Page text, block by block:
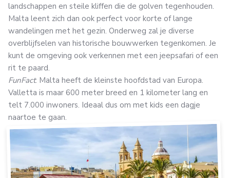
landschappen en steile kliffen die de golven tegenhouden.
Malta leent zich dan ook perfect voor korte of lange
wandelingen met het gezin. Onderweg zal je diverse
overblijfselen van historische bouwwerken tegenkomen. Je
kunt de omgeving ook verkennen met een jeepsafari of een
rit te paard.
FunFact: Malta heeft de kleinste hoofdstad van Europa.
Valletta is maar 600 meter breed en 1 kilometer lang en
telt 7.000 inwoners. Ideaal dus om met kids een dagje
naartoe te gaan.